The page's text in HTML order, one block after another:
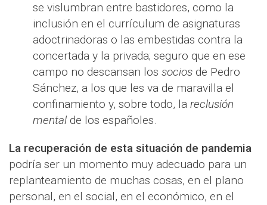
se vislumbran entre bastidores, como la
inclusión en el currículum de asignaturas
adoctrinadoras o las embestidas contra la
concertada y la privada; seguro que en ese
campo no descansan los socios de Pedro
Sánchez, a los que les va de maravilla el
confinamiento y, sobre todo, la reclusión
mental de los españoles.
La recuperación de esta situación de pandemia
podría ser un momento muy adecuado para un
replanteamiento de muchas cosas, en el plano
personal, en el social, en el económico, en el